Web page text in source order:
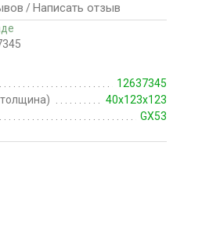
/Написать отзыв
12637345
40х123х123
GX53